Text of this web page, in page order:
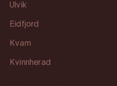
Ulvik
Eidfjord
Kvam
Kvinnherad